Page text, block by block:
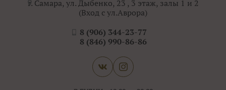
г. Самара, ул. Дыбенко, 23 , 3 этаж, залы 1 и 2
(Вход с ул.Аврора)
8 (906) 344-23-77
8 (846) 990-86-86